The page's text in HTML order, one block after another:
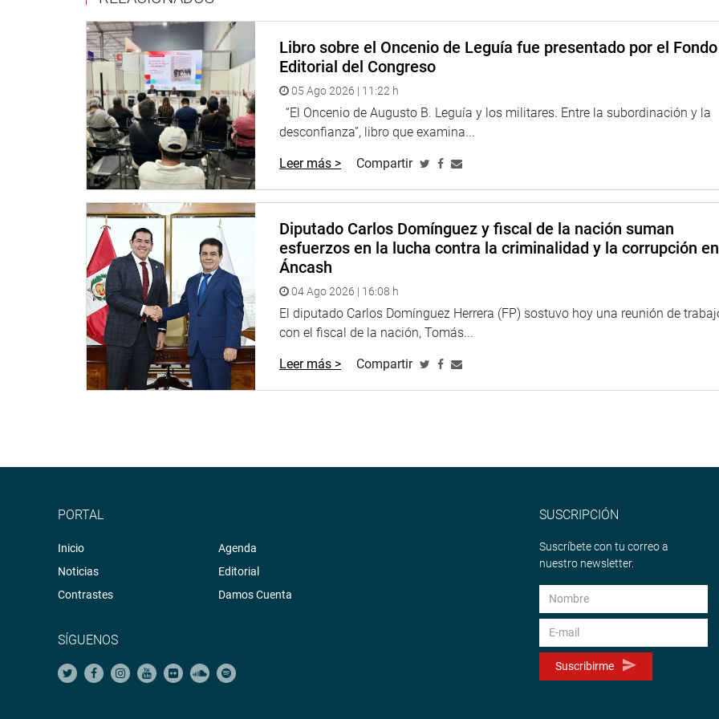
fin de asegurar que no se vulneren los derechos de los pasajeros.
Jueves, 04 de diciembre de 2025
DESPACHO CONGRESAL
Libro sobre el Oncenio de Leguía fue presentado por el Fondo
Editorial del Congreso
05 Ago 2026 | 11:22 h
“El Oncenio de Augusto B. Leguía y los militares. Entre la subordinación y la
desconfianza”, libro que examina...
Leer más > Compartir
Diputado Carlos Domínguez y fiscal de la nación suman
esfuerzos en la lucha contra la criminalidad y la corrupción en
Áncash
04 Ago 2026 | 16:08 h
El diputado Carlos Domínguez Herrera (FP) sostuvo hoy una reunión de
con el fiscal de la nación, Tomás...
Leer más > Compartir
PORTAL
Inicio
Noticias
Contrastes
Agenda
Editorial
Damos Cuenta
SÍGUENOS
SUSCRIPCIÓN
Suscríbete con tu correo a
nuestro newsletter.
Suscribirme